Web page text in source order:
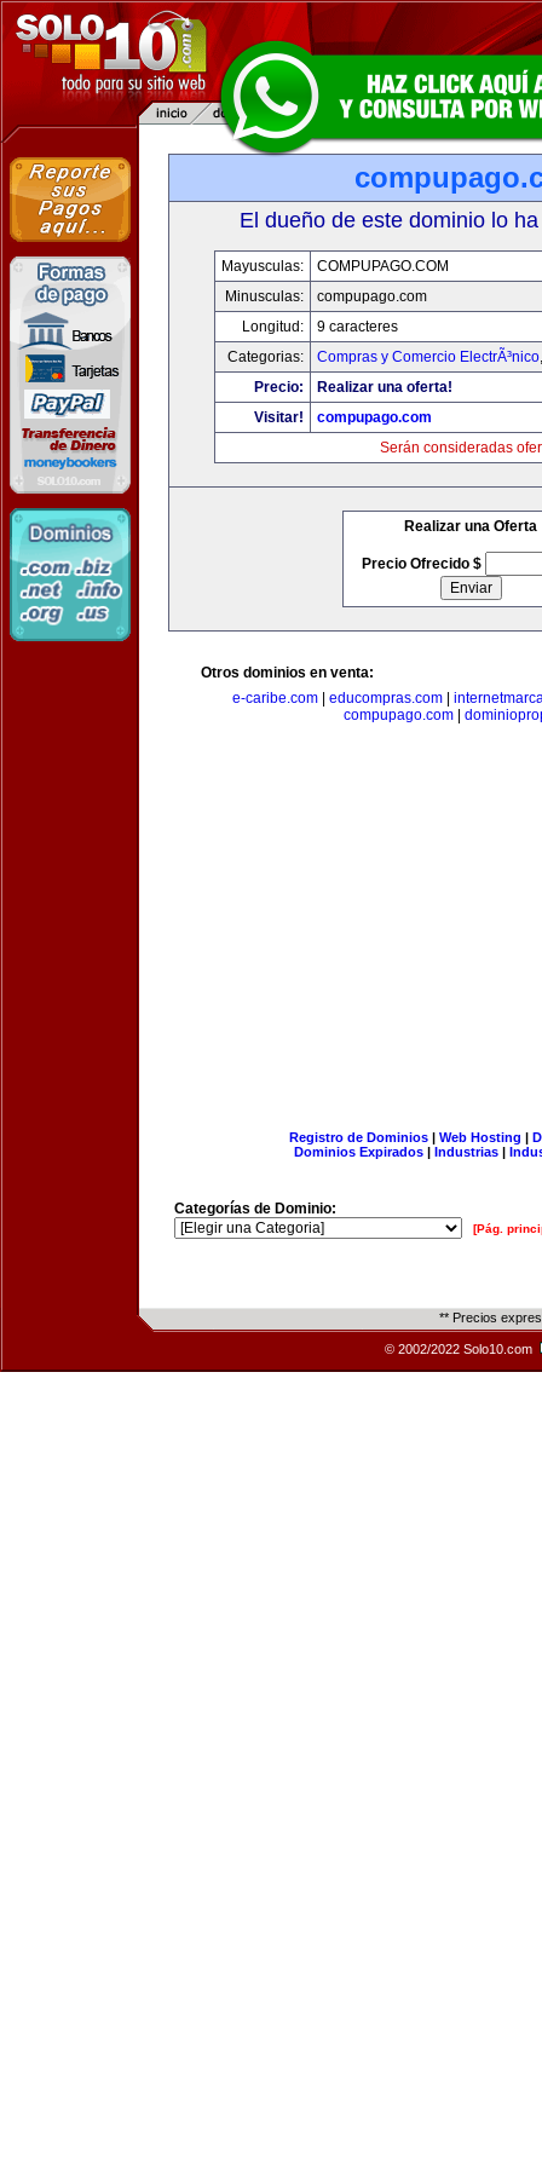
El dueño de este dominio lo
Mayusculas:
COMPUPAGO.COM
Minusculas:
compupago.com
Longitud:
9 caracteres
Categorias:
Compras y Comercio ElectrÃ³nico
Precio:
Realizar una oferta!
Visitar!
compupago.com
Serán consideradas
Realizar una Oferta
Precio Ofrecido $
Otros dominios en venta:
e-caribe.com| educompras.com|
compupago.com|
Registro de Dominios| Web Hosting |
Dominios Expirados | Industrias |
Categorías de Dominio:
[Pág.
** Precios
© 2002/2022 Solo10.com